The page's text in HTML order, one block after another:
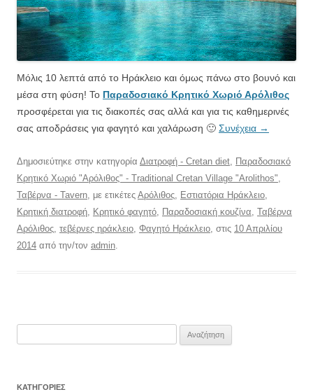
Μόλις 10 λεπτά από το Ηράκλειο και όμως πάνω στο βουνό και
μέσα στη φύση! Το Παραδοσιακό Κρητικό Χωριό Αρόλιθος
προσφέρεται για τις διακοπές σας αλλά και για τις καθημερινές
σας αποδράσεις για φαγητό και χαλάρωση 🙂 Συνέχεια →
Δημοσιεύτηκε στην κατηγορία Διατροφή - Cretan diet Παραδοσιακό
Κρητικό Χωριό "Αρόλιθος" - Traditional Cretan Village "Arolithos"
Ταβέρνα - Tavern , με ετικέτες Αρόλιθος Εστιατόρια Ηράκλειο
Κρητική διατροφή Κρητικό φαγητό Παραδοσιακή κουζίνα Ταβέρνα
Αρόλιθος τεβέρνες ηράκλειο Φαγητό Ηράκλειο , στις 10 Απριλίου
2014 από την/τον admin
για:
KΑΤΗΓΟΡΊΕΣ